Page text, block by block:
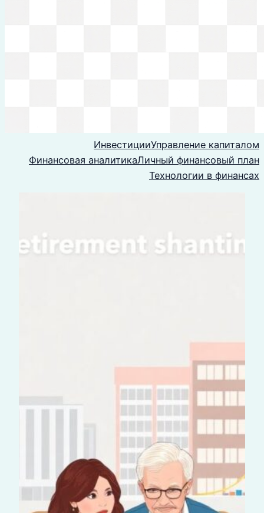
ИнвестицииУправление капиталом
Финансовая аналитикаЛичный финансовый план
Технологии в финансах